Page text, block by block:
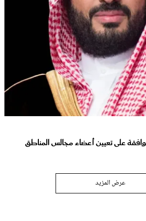
على تعيين أعضاء مجالس المناطق
عرض المزيد